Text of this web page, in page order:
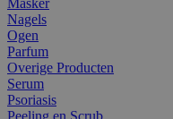
Nagels
Ogen
Parfum
Overige Producten
Serum
Psoriasis
Peeling en Scrub